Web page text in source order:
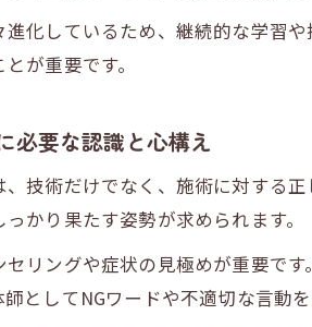
進化しているため、継続的な学習
が重要です。
必要な認識と心構え
技術だけでなく、施術に対する
かり果たす姿勢が求められます。
セリングや症状の見極めが重要で
としてNGワードや不適切な言動